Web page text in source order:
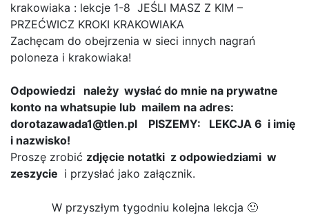
krakowiaka : lekcje 1-8 JEŚLI MASZ Z KIM –
PRZEĆWICZ KROKI KRAKOWIAKA
Zachęcam do obejrzenia w sieci innych nagrań
poloneza i krakowiaka!
Odpowiedzi należy wysłać do mnie na prywatne
konto na whatsupie lub mailem na adres:
dorotazawada1@tlen.pl PISZEMY: LEKCJA 6 i imię
i nazwisko!
Proszę zrobić zdjęcie notatki z odpowiedziami w
zeszycie i przysłać jako załącznik.
W przyszłym tygodniu kolejna lekcja 🙂